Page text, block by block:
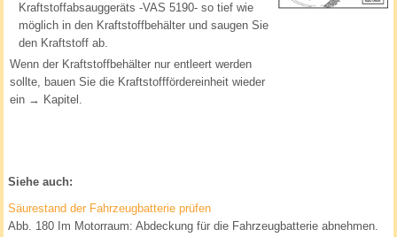
Kraftstoffabsauggeräts -VAS 5190- so tief wie
möglich in den Kraftstoffbehälter und saugen Sie
den Kraftstoff ab.
Wenn der Kraftstoffbehälter nur entleert werden
sollte, bauen Sie die Kraftstofffördereinheit wieder
ein → Kapitel.
Siehe auch:
Säurestand der Fahrzeugbatterie prüfen
Abb. 180 Im Motorraum: Abdeckung für die Fahrzeugbatterie abnehmen.